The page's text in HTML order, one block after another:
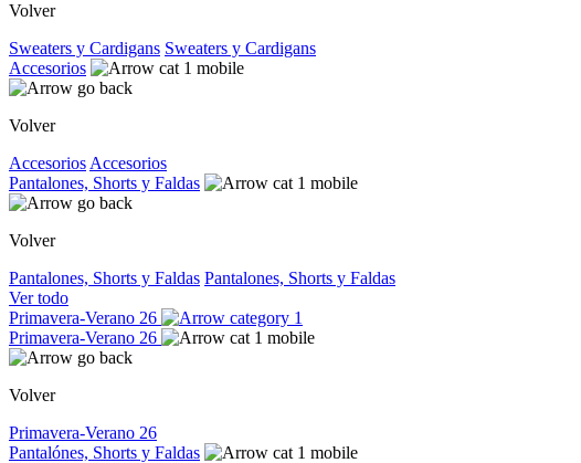
Volver
Sweaters y Cardigans Sweaters y Cardigans
Accesorios
Volver
Accesorios Accesorios
Pantalones, Shorts y Faldas
Volver
Pantalones, Shorts y Faldas Pantalones, Shorts y Faldas
Ver todo
Primavera-Verano 26
Primavera-Verano 26
Volver
Primavera-Verano 26
Pantalónes, Shorts y Faldas